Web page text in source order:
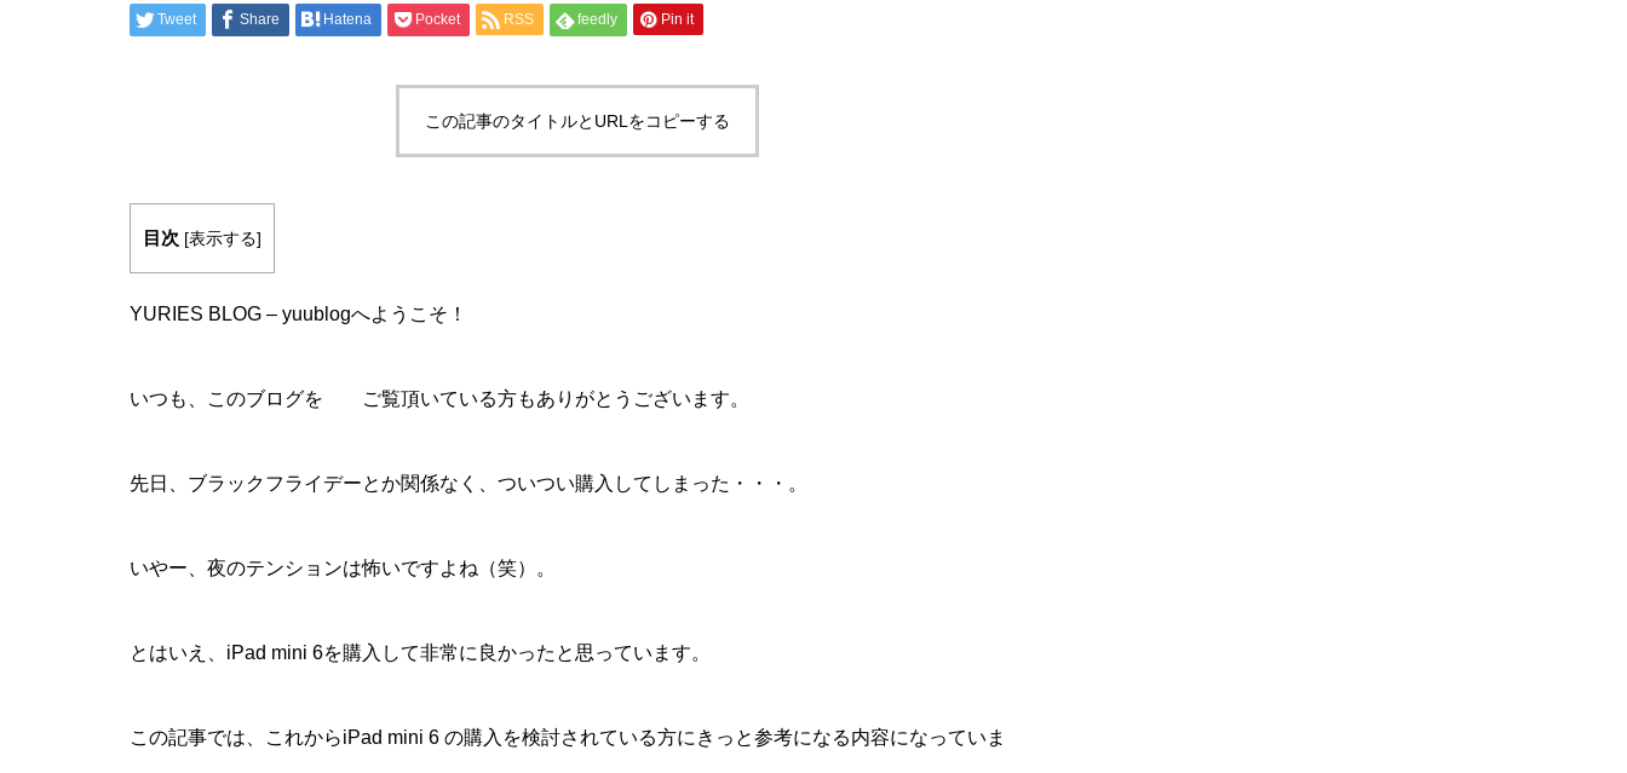
Tweet Share Hatena Pocket RSS feedly Pin it
この記事のタイトルとURLをコピーする
目次 [表示する]
YURIES BLOG – yuublogへようこそ！
いつも、このブログを ご覧頂いている方もありがとうございます。
先日、ブラックフライデーとか関係なく、ついつい購入してしまった・・・。
いやー、夜のテンションは怖いですよね（笑）。
とはいえ、iPad mini 6を購入して非常に良かったと思っています。
この記事では、これからiPad mini 6 の購入を検討されている方にきっと参考になる内容になっていま